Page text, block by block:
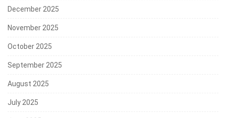
December 2025
November 2025
October 2025
September 2025
August 2025
July 2025